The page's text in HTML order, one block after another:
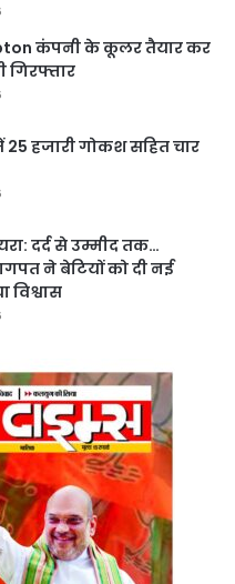
कंपनी के कूलर तैयार कर
गिरफ्तार
हजारी गोकश सहित चार
दर्द से उम्मीद तक…
ने बेटियों को दी नई